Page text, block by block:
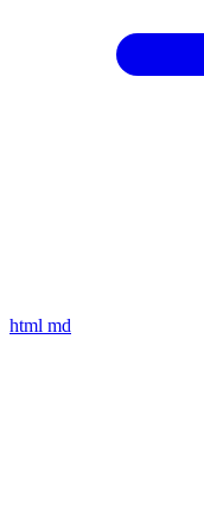
html md